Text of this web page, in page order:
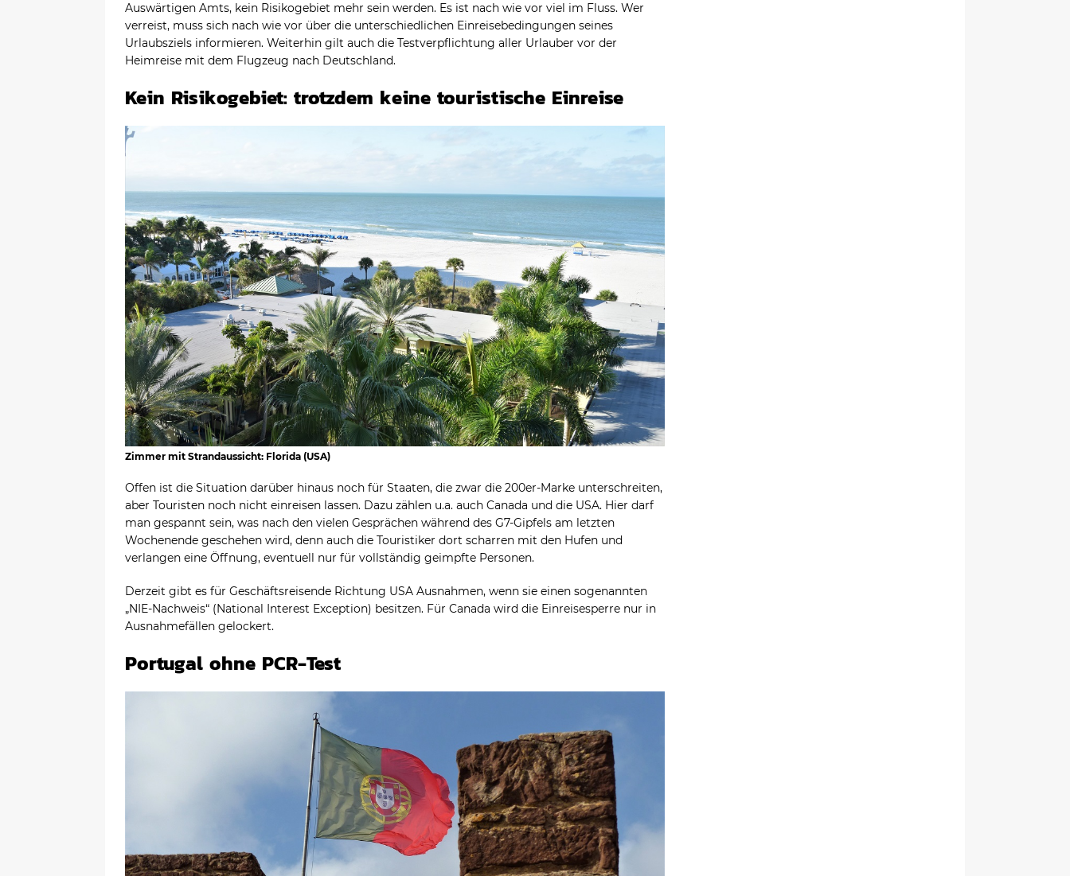
Auswärtigen Amts, kein Risikogebiet mehr sein werden. Es ist nach wie vor viel im Fluss. Wer
verreist, muss sich nach wie vor über die unterschiedlichen Einreisebedingungen seines
Urlaubsziels informieren. Weiterhin gilt auch die Testverpflichtung aller Urlauber vor der
Heimreise mit dem Flugzeug nach Deutschland.
Kein Risikogebiet: trotzdem keine touristische Einreise
Zimmer mit Strandaussicht: Florida (USA)
Offen ist die Situation darüber hinaus noch für Staaten, die zwar die 200er-Marke unterschreiten,
aber Touristen noch nicht einreisen lassen. Dazu zählen u.a. auch Canada und die USA. Hier darf
man gespannt sein, was nach den vielen Gesprächen während des G7-Gipfels am letzten
Wochenende geschehen wird, denn auch die Touristiker dort scharren mit den Hufen und
verlangen eine Öffnung, eventuell nur für vollständig geimpfte Personen.
Derzeit gibt es für Geschäftsreisende Richtung USA Ausnahmen, wenn sie einen sogenannten
„NIE-Nachweis“ (National Interest Exception) besitzen. Für Canada wird die Einreisesperre nur in
Ausnahmefällen gelockert.
Portugal ohne PCR-Test